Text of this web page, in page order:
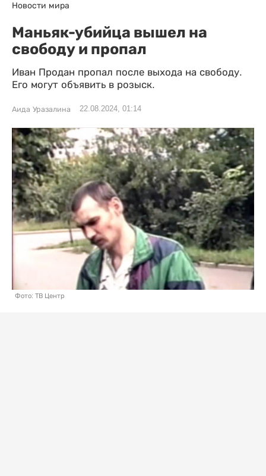
Новости мира
Маньяк-убийца вышел на
свободу и пропал
Иван Продан пропал после выхода на свободу.
Его могут объявить в розыск.
Аида Уразалина 22.08.2024, 01:14
Фото: ТВ Центр